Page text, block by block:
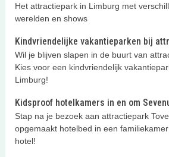
Het attractiepark in Limburg met
werelden en shows
Kindvriendelijke vakantieparken bij
Wil je blijven slapen in de buurt van
Kies voor een kindvriendelijk
Limburg!
Kidsproof hotelkamers in en om
Stap na je bezoek aan attractiepark
opgemaakt hotelbed in een
hotel!